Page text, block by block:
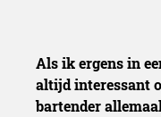
Als ik ergens in
altijd interessant
bartender